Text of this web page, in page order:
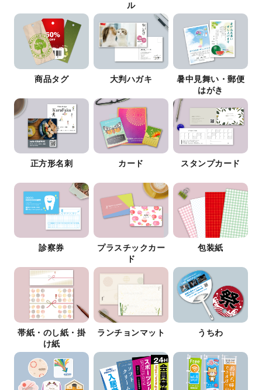
ル
商品タグ 大判ハガキ
暑中見舞い・郵便
はがき
正方形名刺 カード スタンプカード
診察券
プラスチックカー
ド
包装紙
帯紙・のし紙・掛
け紙
ランチョンマット うちわ